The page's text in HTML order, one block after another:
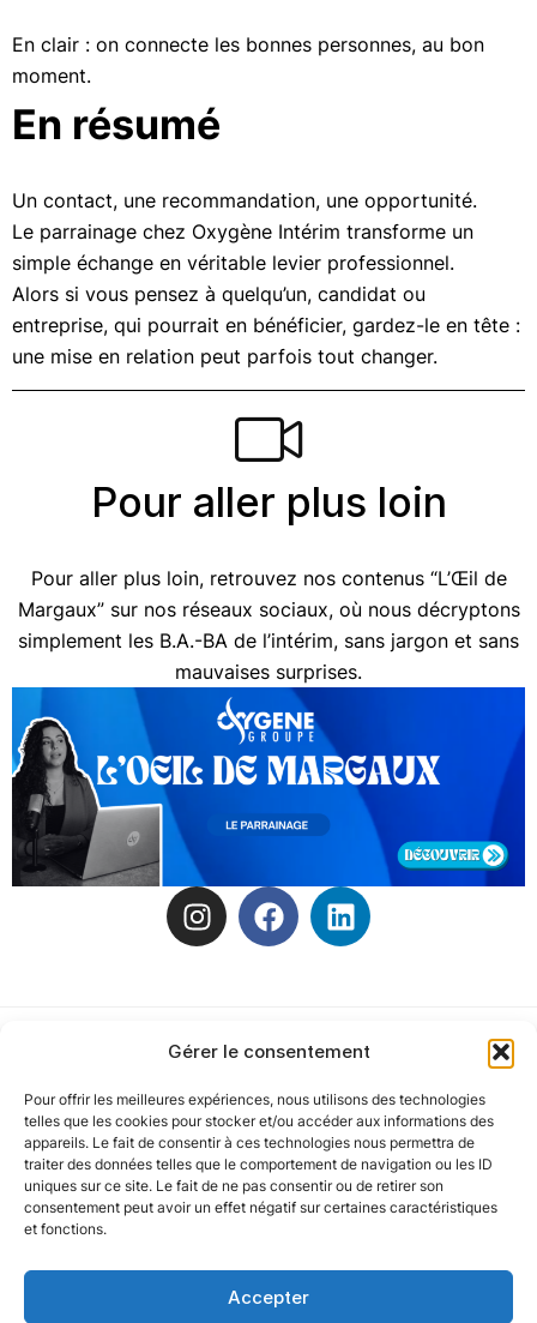
Gérer le consentement
Pour offrir les meilleures expériences, nous utilisons des technologies
telles que les cookies pour stocker et/ou accéder aux informations des
appareils. Le fait de consentir à ces technologies nous permettra de
traiter des données telles que le comportement de navigation ou les ID
uniques sur ce site. Le fait de ne pas consentir ou de retirer son
consentement peut avoir un effet négatif sur certaines caractéristiques
et fonctions.
Accepter
En clair : on connecte les bonnes personnes, au bon
moment.
En résumé
Un contact, une recommandation, une opportunité.
Le parrainage chez Oxygène Intérim transforme un
simple échange en véritable levier professionnel.
Alors si vous pensez à quelqu’un, candidat ou
entreprise, qui pourrait en bénéficier, gardez-le en tête :
une mise en relation peut parfois tout changer.
Pour aller plus loin
Pour aller plus loin, retrouvez nos contenus “L’Œil de
Margaux” sur nos réseaux sociaux, où nous décryptons
simplement les B.A.-BA de l’intérim, sans jargon et sans
mauvaises surprises.
Notre politique
Nos agences
Nos autres marques